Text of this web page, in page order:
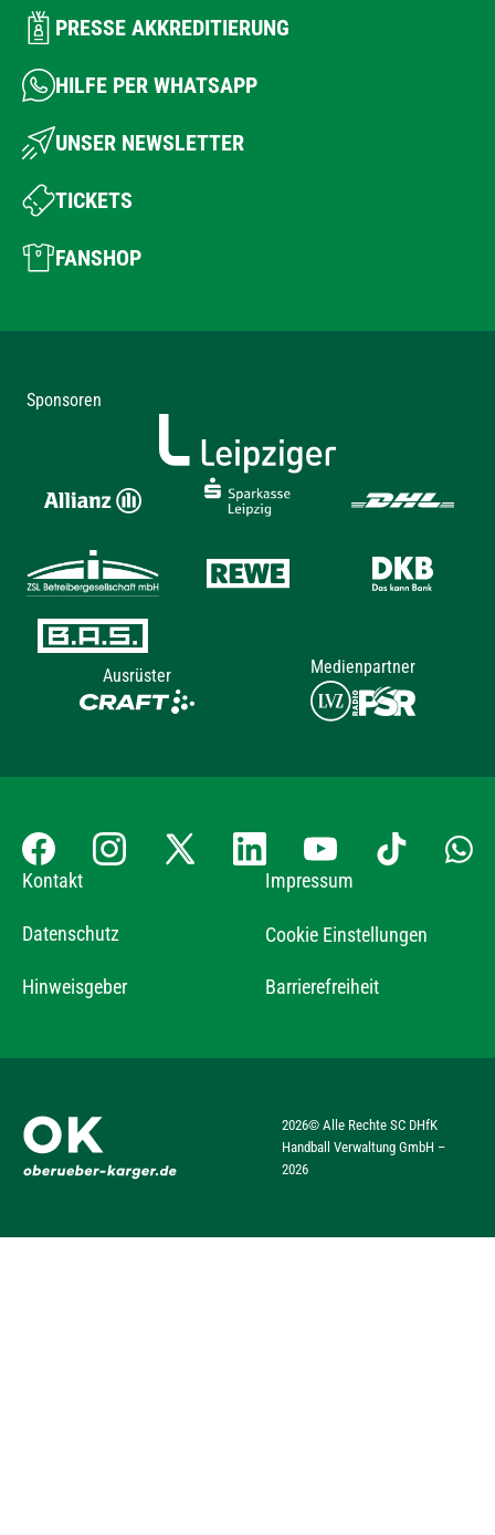
PRESSE AKKREDITIERUNG
HILFE PER WHATSAPP
UNSER NEWSLETTER
TICKETS
FANSHOP
Sponsoren
Ausrüster Medienpartner
Kontakt Impressum
Datenschutz Cookie Einstellungen
Hinweisgeber Barrierefreiheit
2026© Alle Rechte SC DHfK
Handball Verwaltung GmbH –
2026